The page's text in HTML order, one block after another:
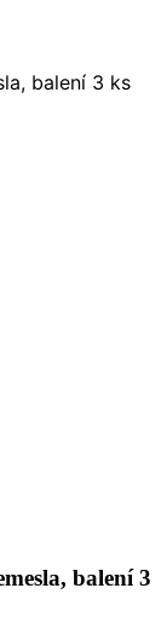
balení 3 ks
balení 3